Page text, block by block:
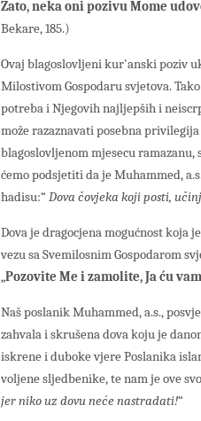
Zato, neka oni pozivu Mome
Bekare, 185.)
Ovaj blagoslovljeni kur'anski poziv
Milostivom Gospodaru svjetova.
potreba i Njegovih najljepših i
može razaznavati posebna
blagoslovljenom mjesecu
ćemo podsjetiti da je Muhammed,
hadisu:“ Dova čovjeka koji posti,
Dova je dragocjena mogućnost koja
vezu sa Svemilosnim Gospodarom
„Pozovite Me i zamolite, Ja ću
Naš poslanik Muhammed, a.s.,
zahvala i skrušena dova koju je
iskrene i duboke vjere Poslanika
voljene sljedbenike, te nam je ove
jer niko uz dovu neće nastradati!“